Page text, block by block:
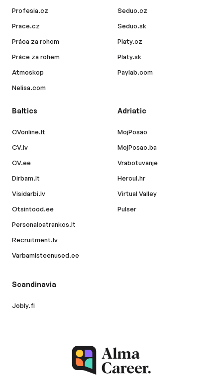
Profesia.cz
Prace.cz
Práca za rohom
Práce za rohem
Atmoskop
Nelisa.com
Seduo.cz
Seduo.sk
Platy.cz
Platy.sk
Paylab.com
Baltics
CVonline.lt
CV.lv
CV.ee
Dirbam.lt
Visidarbi.lv
Otsintood.ee
Personaloatrankos.lt
Recruitment.lv
Varbamisteenused.ee
Adriatic
MojPosao
MojPosao.ba
Vrabotuvanje
Hercul.hr
Virtual Valley
Pulser
Scandinavia
Jobly.fi